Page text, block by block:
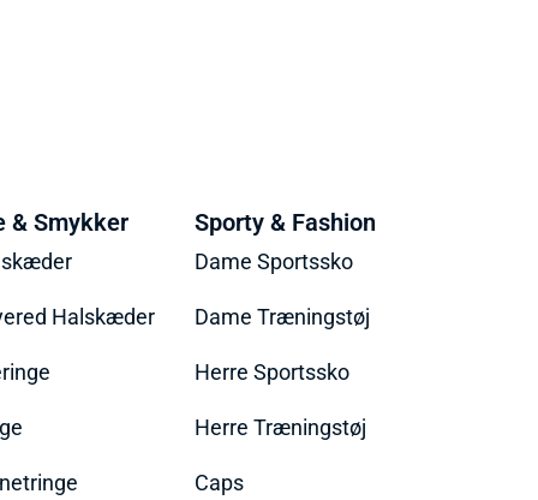
& Smykker
Halskæder
Sporty & Fashion
Dame Sportssko
Dame Træningstøj
Herre Sportssko
Herre Træningstøj
Caps